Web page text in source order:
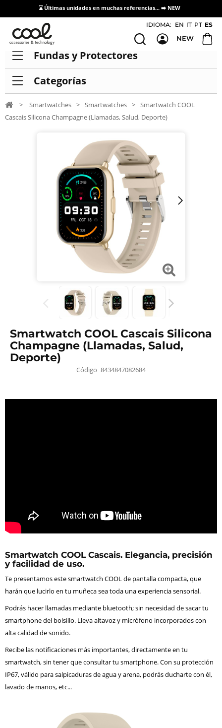
⌛ Últimas unidades en muchas referencias... ➡️ NEW
Acceso / Registro Distribuidores
IDIOMA: EN IT PT ES
NEW
Fundas y Protectores
Categorías
> Smartwatches > Smartwatches > Smartwatch COOL
Cascais Silicona Champagne (Llamadas, Salud, Deporte)
Smartwatch COOL Cascais Silicona
Champagne (Llamadas, Salud,
Deporte)
Código 8434847082684
Smartwatch COOL Cascais. Elegancia, precisión
y facilidad de uso.
Te presentamos este smartwatch COOL de pantalla compacta, que
harán que lucirlo en tu muñeca sea toda una experiencia sensorial.
Podrás hacer llamadas mediante bluetooth; sin necesidad de sacar tu
smartphone del bolsillo. Lleva altavoz y micrófono incorporados con
alta calidad de sonido.
Recibe las notificaciones más importantes, directamente en tu
smartwatch, sin tener que consultar tu smartphone. Con su protección
IP67, válido para salpicaduras de agua y arena, podrás ducharte con él,
lavado de manos, etc...